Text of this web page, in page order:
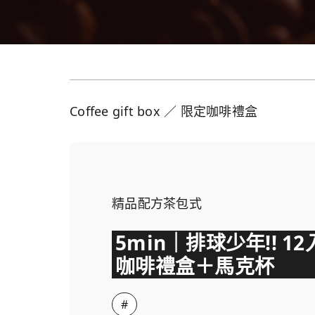
Coffee gift box ／ 限定咖啡禮盒
精品配方茶包式
5min｜排球少年!! 12
咖啡禮盒＋馬克杯
#